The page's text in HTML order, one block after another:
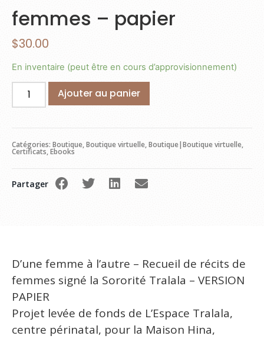
femmes – papier
$30.00
En inventaire (peut être en cours d’approvisionnement)
Ajouter au panier
Catégories: Boutique,Boutique virtuelle,Boutique|Boutique virtuelle,
Certificats,Ebooks
Partager
D’une femme à l’autre – Recueil de récits de
femmes signé la Sororité Tralala – VERSION
PAPIER
Projet levée de fonds de L’Espace Tralala,
centre périnatal, pour la Maison Hina,